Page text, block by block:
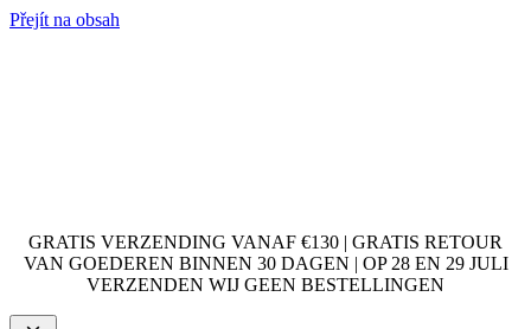
Přejít na obsah
GRATIS VERZENDING VANAF €130 | GRATIS RETOUR
VAN GOEDEREN BINNEN 30 DAGEN | OP 28 EN 29 JULI
VERZENDEN WIJ GEEN BESTELLINGEN